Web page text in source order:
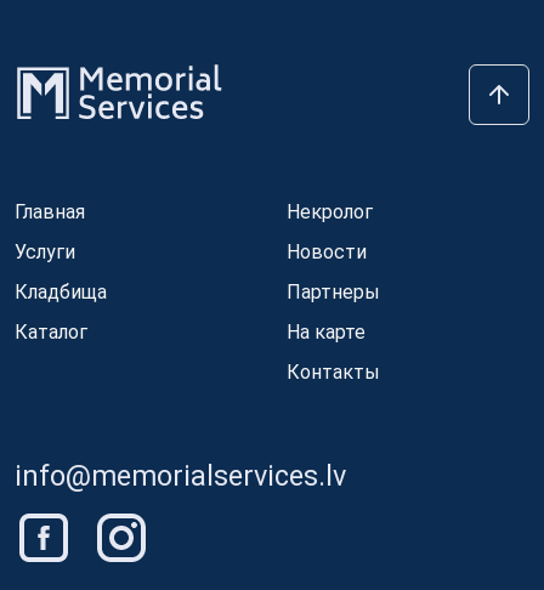
Главная
Услуги
Кладбища
Каталог
Некролог
Новости
Партнеры
На карте
Контакты
info@memorialservices.lv